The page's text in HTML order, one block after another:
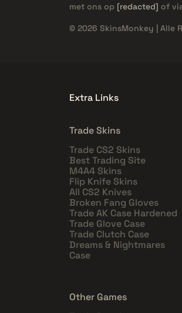
met ons op [redacted] of
© 2026 SkinsMonkey | Alle
Extra Links
Trade Skins
Trade CS2 Skins
Best Trading Site
M4A4 Skins
Flip Knife Skins
All CS2 Knives
Broken Fang Gloves
Trade AK Case Hardened
Trade Glove Case
Trade Clutch Case
Dreams & Nightmares
Case
Other Games